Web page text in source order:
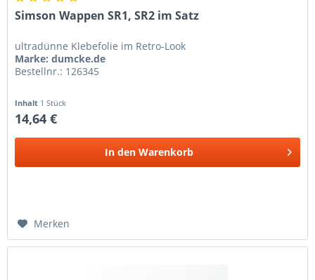
Simson Wappen SR1, SR2 im Satz
ultradünne Klebefolie im Retro-Look
Marke: dumcke.de
Bestellnr.: 126345
Inhalt 1 Stück
14,64 €
In den Warenkorb
Merken